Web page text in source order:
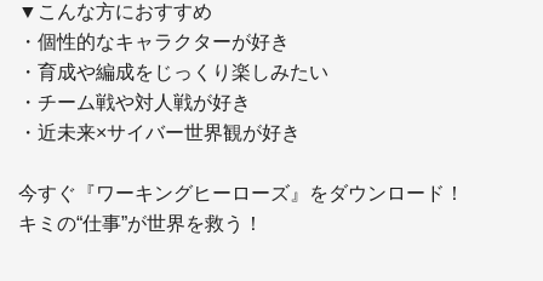
▼こんな方におすすめ
・個性的なキャラクターが好き
・育成や編成をじっくり楽しみたい
・チーム戦や対人戦が好き
・近未来×サイバー世界観が好き
今すぐ『ワーキングヒーローズ』をダウンロード！
キミの“仕事”が世界を救う！